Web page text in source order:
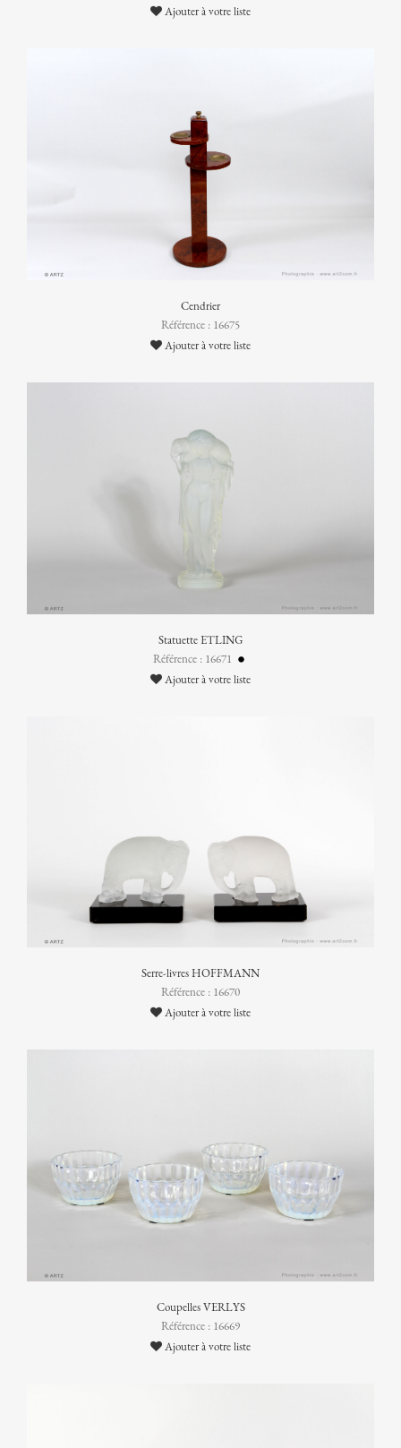
Ajouter à votre liste
Cendrier
Référence : 16675
Ajouter à votre liste
Statuette ETLING
Référence : 16671
Ajouter à votre liste
Serre-livres HOFFMANN
Référence : 16670
Ajouter à votre liste
Coupelles VERLYS
Référence : 16669
Ajouter à votre liste